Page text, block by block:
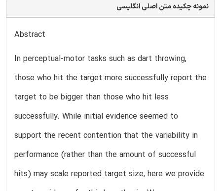
نمونه چکیده متن اصلی انگلیسی
Abstract
In perceptual-motor tasks such as dart throwing,
those who hit the target more successfully report the
target to be bigger than those who hit less
successfully. While initial evidence seemed to
support the recent contention that the variability in
performance (rather than the amount of successful
hits) may scale reported target size, here we provide